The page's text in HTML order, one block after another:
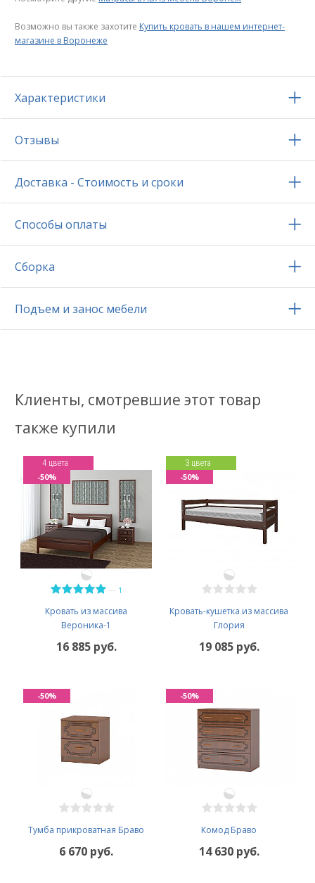
Возможно вы также захотите Купить кровать в нашем интернет-
магазине в Воронеже
Характеристики
Отзывы
Доставка - Стоимость и сроки
Способы оплаты
Сборка
Подъем и занос мебели
Клиенты, смотревшие этот товар
также купили
1
Кровать из массива
Вероника-1
4 цвета
16 885 руб.
-50%
Кровать-кушетка из массива
Глория
3 цвета
19 085 руб.
-50%
Тумба прикроватная Браво
6 670 руб.
-50%
Комод Браво
14 630 руб.
-50%